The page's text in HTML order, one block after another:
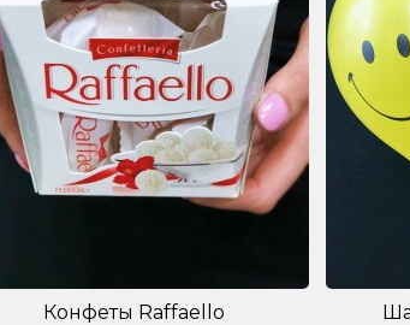
Конфеты Raffaello